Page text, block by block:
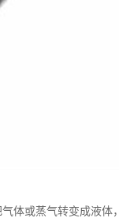
体或蒸气转变成液